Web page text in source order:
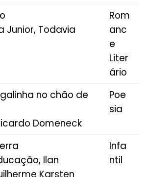
Junior, Todavia
Rom
anc
e
Liter
ário
no chão de
Domeneck
Poe
sia
Ilan
Karsten
Infa
ntil